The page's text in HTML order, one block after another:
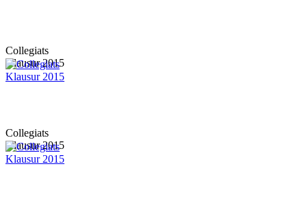
Collegiats
Klausur 2015
Collegiats
Klausur 2015